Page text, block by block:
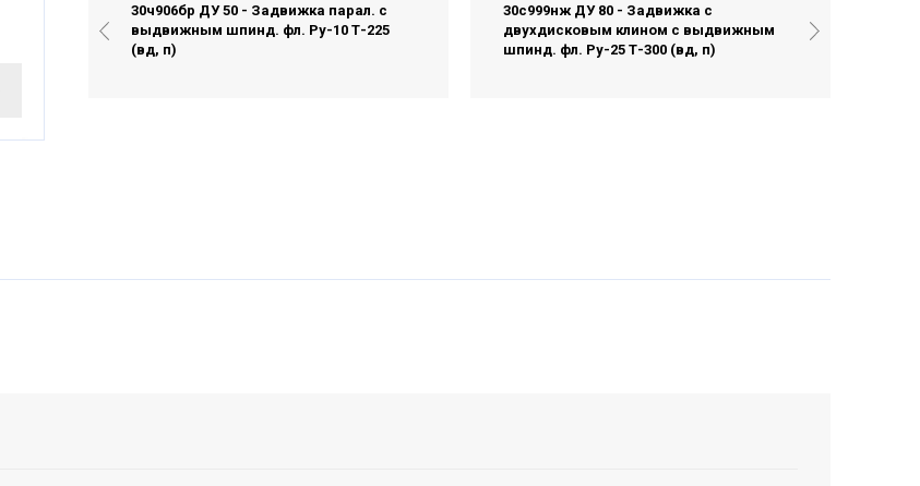
30ч906бр ДУ 50 - Задвижка парал. с
выдвижным шпинд. фл. Ру-10 Т-225
(вд, п)
30с999нж ДУ 80 - Задвижка с
двухдисковым клином с выдвижным
шпинд. фл. Ру-25 Т-300 (вд, п)